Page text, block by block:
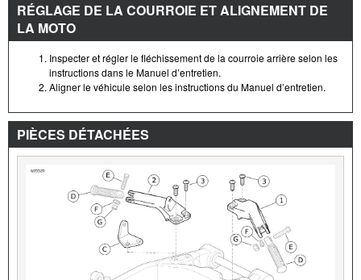
RÉGLAGE DE LA COURROIE ET ALIGNEMENT DE
LA MOTO
Inspecter et régler le fléchissement de la courroie arrière selon les
instructions dans le Manuel d’entretien.
Aligner le véhicule selon les instructions du Manuel d’entretien.
PIÈCES DÉTACHÉES